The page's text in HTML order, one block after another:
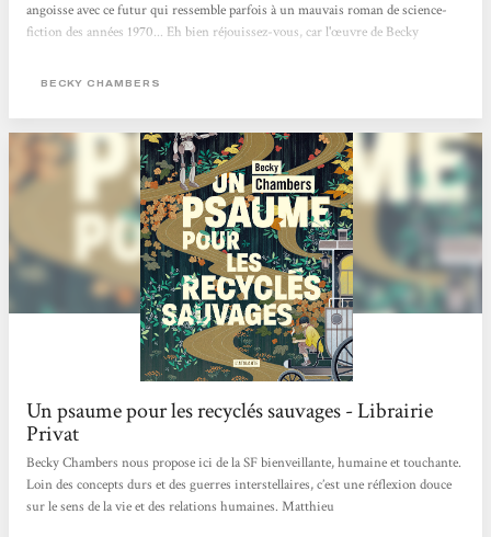
angoisse avec ce futur qui ressemble parfois à un mauvais roman de science-
fiction des années 1970... Eh bien réjouissez-vous, car l'œuvre de Becky
engouement. Chez elle, pas de zombies comme dans The Walking Dead, ni
BECKY CHAMBERS
Un psaume pour les recyclés sauvages - Librairie
Privat
Becky Chambers nous propose ici de la SF bienveillante, humaine et touchante.
Loin des concepts durs et des guerres interstellaires, c’est une réflexion douce
sur le sens de la vie et des relations humaines. Matthieu